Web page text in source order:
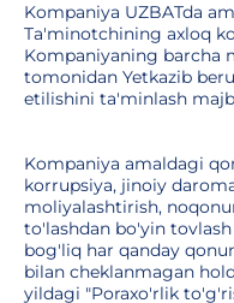
Kompaniya UZBATda
Ta'minotchining axloq
Kompaniyaning barcha
tomonidan Yetkazib
etilishini ta'minlash
Kompaniya amaldagi
korrupsiya, jinoiy
moliyalashtirish,
to'lashdan bo'yin
bog'liq har qanday
bilan cheklanmagan
yildagi "Poraxo'rlik